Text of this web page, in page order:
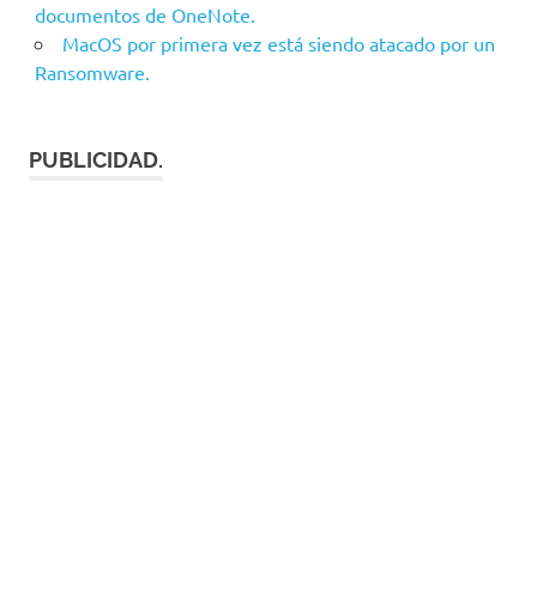
documentos de OneNote.
MacOS por primera vez está siendo atacado por un
Ransomware.
PUBLICIDAD.